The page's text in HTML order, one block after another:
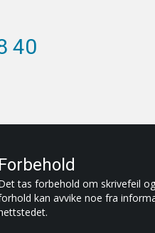
40
Forbehold
tas forbehold om skrivefeil
kan avvike noe fra